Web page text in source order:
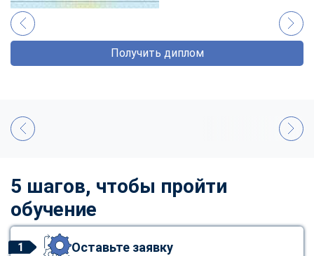
Получить диплом
5 шагов, чтобы пройти
обучение
1 Оставьте заявку